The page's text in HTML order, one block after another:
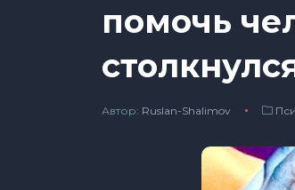
помочь
Автор: Ruslan-Shalimov